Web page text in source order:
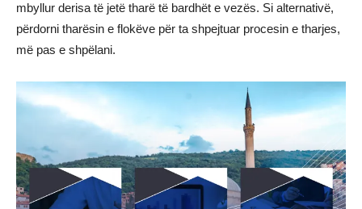
mbyllur derisa të jetë tharë të bardhët e vezës. Si alternativë,
përdorni tharësin e flokëve për ta shpejtuar procesin e tharjes,
më pas e shpëlani.